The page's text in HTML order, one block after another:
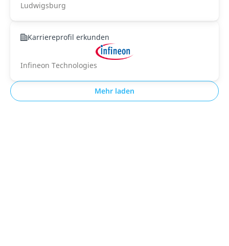
Ludwigsburg
Karriereprofil erkunden
Infineon Technologies
Mehr laden